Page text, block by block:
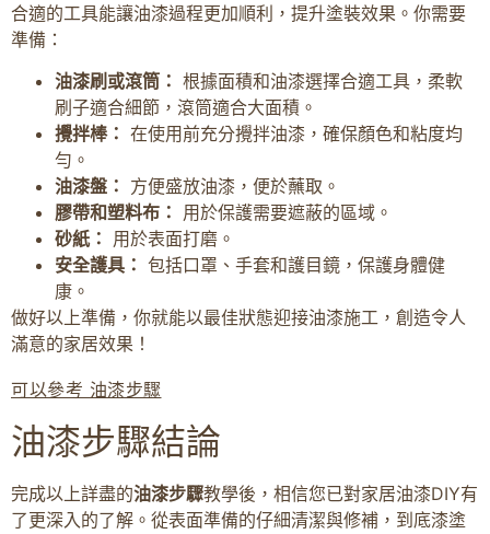
合適的工具能讓油漆過程更加順利，提升塗裝效果。你需要
準備：
油漆刷或滾筒： 根據面積和油漆選擇合適工具，柔軟
刷子適合細節，滾筒適合大面積。
攪拌棒： 在使用前充分攪拌油漆，確保顏色和粘度均
勻。
油漆盤： 方便盛放油漆，便於蘸取。
膠帶和塑料布： 用於保護需要遮蔽的區域。
砂紙： 用於表面打磨。
安全護具： 包括口罩、手套和護目鏡，保護身體健
康。
做好以上準備，你就能以最佳狀態迎接油漆施工，創造令人
滿意的家居效果！
可以參考 油漆步驟
油漆步驟結論
完成以上詳盡的油漆步驟教學後，相信您已對家居油漆DIY有
了更深入的了解。從表面準備的仔細清潔與修補，到底漆塗